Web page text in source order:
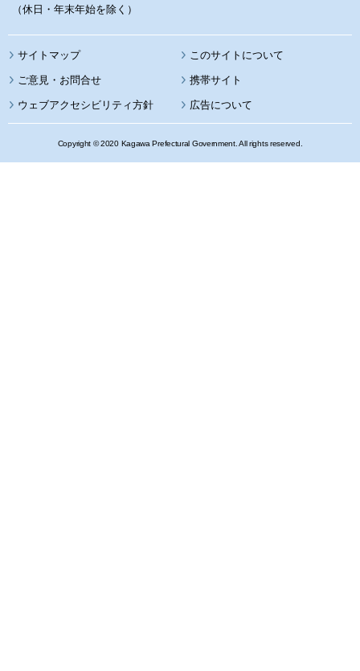
（休日・年末年始を除く）
サイトマップ このサイトについて
携帯サイト
ウェブアクセシビリティ方針 広告について
Copyright © 2020 Kagawa Prefectural Government. All rights reserved.